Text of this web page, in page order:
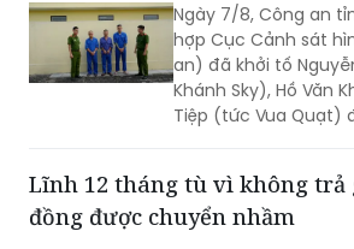
Ngày 7/8, Công an
hợp Cục Cảnh sát
an) đã khởi tố
Khánh Sky), Hồ Văn
Tiệp (tức Vua Quạt)
mạng xã hội.
Lĩnh 12 tháng tù vì không trả
đồng được chuyển nhầm